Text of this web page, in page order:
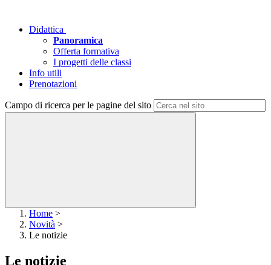
Didattica
Panoramica
Offerta formativa
I progetti delle classi
Info utili
Prenotazioni
Campo di ricerca per le pagine del sito
Home >
Novità >
Le notizie
Le notizie